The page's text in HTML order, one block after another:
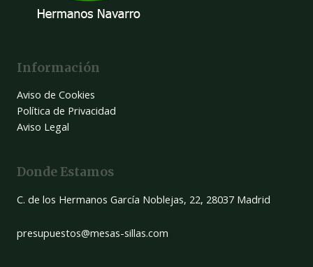
Información
Aviso de Cookies
Política de Privacidad
Aviso Legal
Donde Estamos
C. de los Hermanos García Noblejas, 22, 28037 Madrid
presupuestos@mesas-sillas.com